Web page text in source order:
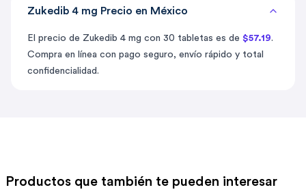
Zukedib 4 mg Precio en México
El precio de Zukedib 4 mg con 30 tabletas es de $57.19.
Compra en línea con pago seguro, envío rápido y total
confidencialidad.
Productos que también te pueden interesar